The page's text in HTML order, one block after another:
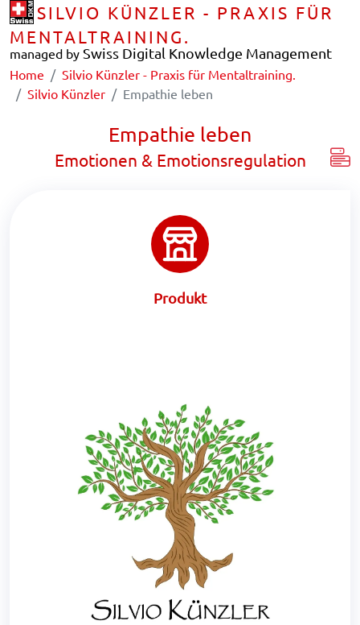
SILVIO KÜNZLER - PRAXIS FÜR
MENTALTRAINING.
managed by Swiss Digital Knowledge Management
Home
Silvio Künzler - Praxis für Mentaltraining.
Silvio Künzler
Empathie leben
Empathie leben
Emotionen & Emotionsregulation
Produkt